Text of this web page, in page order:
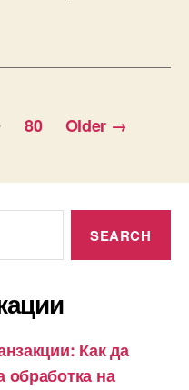
80 Older →
Как да
обработка на